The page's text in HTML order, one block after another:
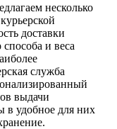
несколько
доставки
и веса
служба
выдачи
в удобное для них